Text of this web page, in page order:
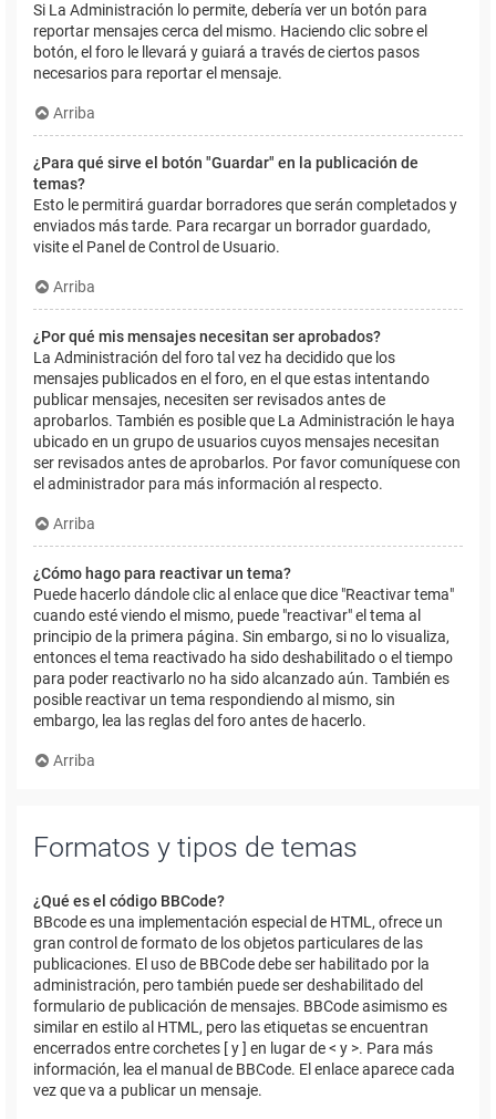
Si La Administración lo permite, debería ver un botón para
reportar mensajes cerca del mismo. Haciendo clic sobre el
botón, el foro le llevará y guiará a través de ciertos pasos
necesarios para reportar el mensaje.
Arriba
¿Para qué sirve el botón "Guardar" en la publicación de
temas?
Esto le permitirá guardar borradores que serán completados y
enviados más tarde. Para recargar un borrador guardado,
visite el Panel de Control de Usuario.
Arriba
¿Por qué mis mensajes necesitan ser aprobados?
La Administración del foro tal vez ha decidido que los
mensajes publicados en el foro, en el que estas intentando
publicar mensajes, necesiten ser revisados antes de
aprobarlos. También es posible que La Administración le haya
ubicado en un grupo de usuarios cuyos mensajes necesitan
ser revisados antes de aprobarlos. Por favor comuníquese con
el administrador para más información al respecto.
Arriba
¿Cómo hago para reactivar un tema?
Puede hacerlo dándole clic al enlace que dice "Reactivar tema"
cuando esté viendo el mismo, puede "reactivar" el tema al
principio de la primera página. Sin embargo, si no lo visualiza,
entonces el tema reactivado ha sido deshabilitado o el tiempo
para poder reactivarlo no ha sido alcanzado aún. También es
posible reactivar un tema respondiendo al mismo, sin
embargo, lea las reglas del foro antes de hacerlo.
Arriba
Formatos y tipos de temas
¿Qué es el código BBCode?
BBcode es una implementación especial de HTML, ofrece un
gran control de formato de los objetos particulares de las
publicaciones. El uso de BBCode debe ser habilitado por la
administración, pero también puede ser deshabilitado del
formulario de publicación de mensajes. BBCode asimismo es
similar en estilo al HTML, pero las etiquetas se encuentran
encerrados entre corchetes [ y ] en lugar de < y >. Para más
información, lea el manual de BBCode. El enlace aparece cada
vez que va a publicar un mensaje.